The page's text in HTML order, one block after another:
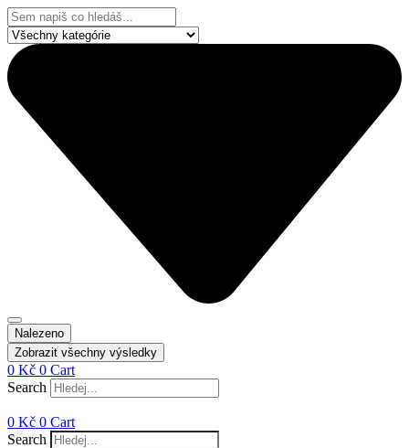
Přejít
k
obsahu
Search
...
Nalezeno
Zobrazit všechny výsledky
0 Kč 0 Cart
Search
0 Kč 0 Cart
Search